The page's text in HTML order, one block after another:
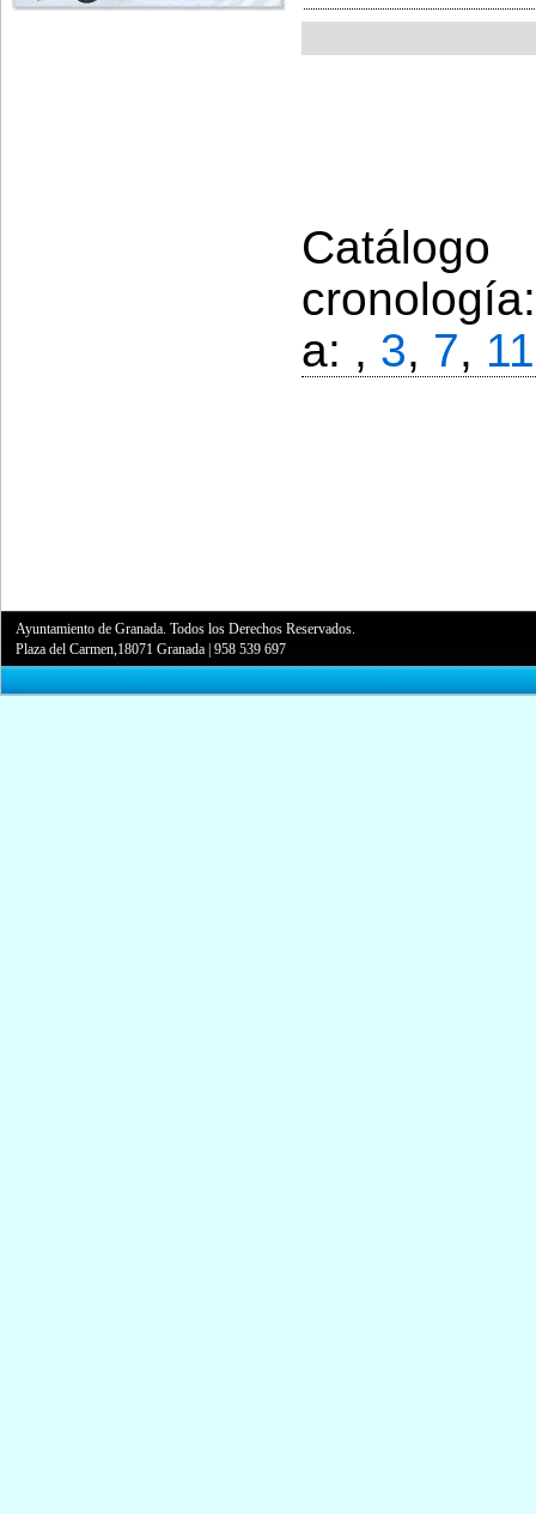
a: , 3, 7, 11
Ayuntamiento de Granada. Todos los Derechos Reservados.
Plaza del Carmen,18071 Granada |958 539 697